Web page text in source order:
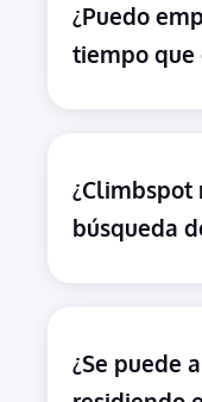
¿Puedo
tiempo que
¿Climbspot
búsqueda
¿Se puede